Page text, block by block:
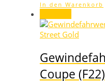
In den Warenkorb
Coupe